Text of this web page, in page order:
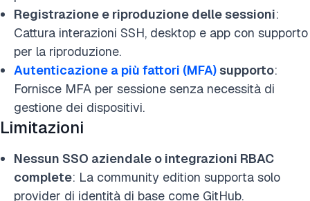
Registrazione e riproduzione delle sessioni:
Cattura interazioni SSH, desktop e app con supporto
per la riproduzione.
Autenticazione a più fattori (MFA)supporto:
Fornisce MFA per sessione senza necessità di
gestione dei dispositivi.
Limitazioni
Nessun SSO aziendale o integrazioni RBAC
complete: La community edition supporta solo
provider di identità di base come GitHub.